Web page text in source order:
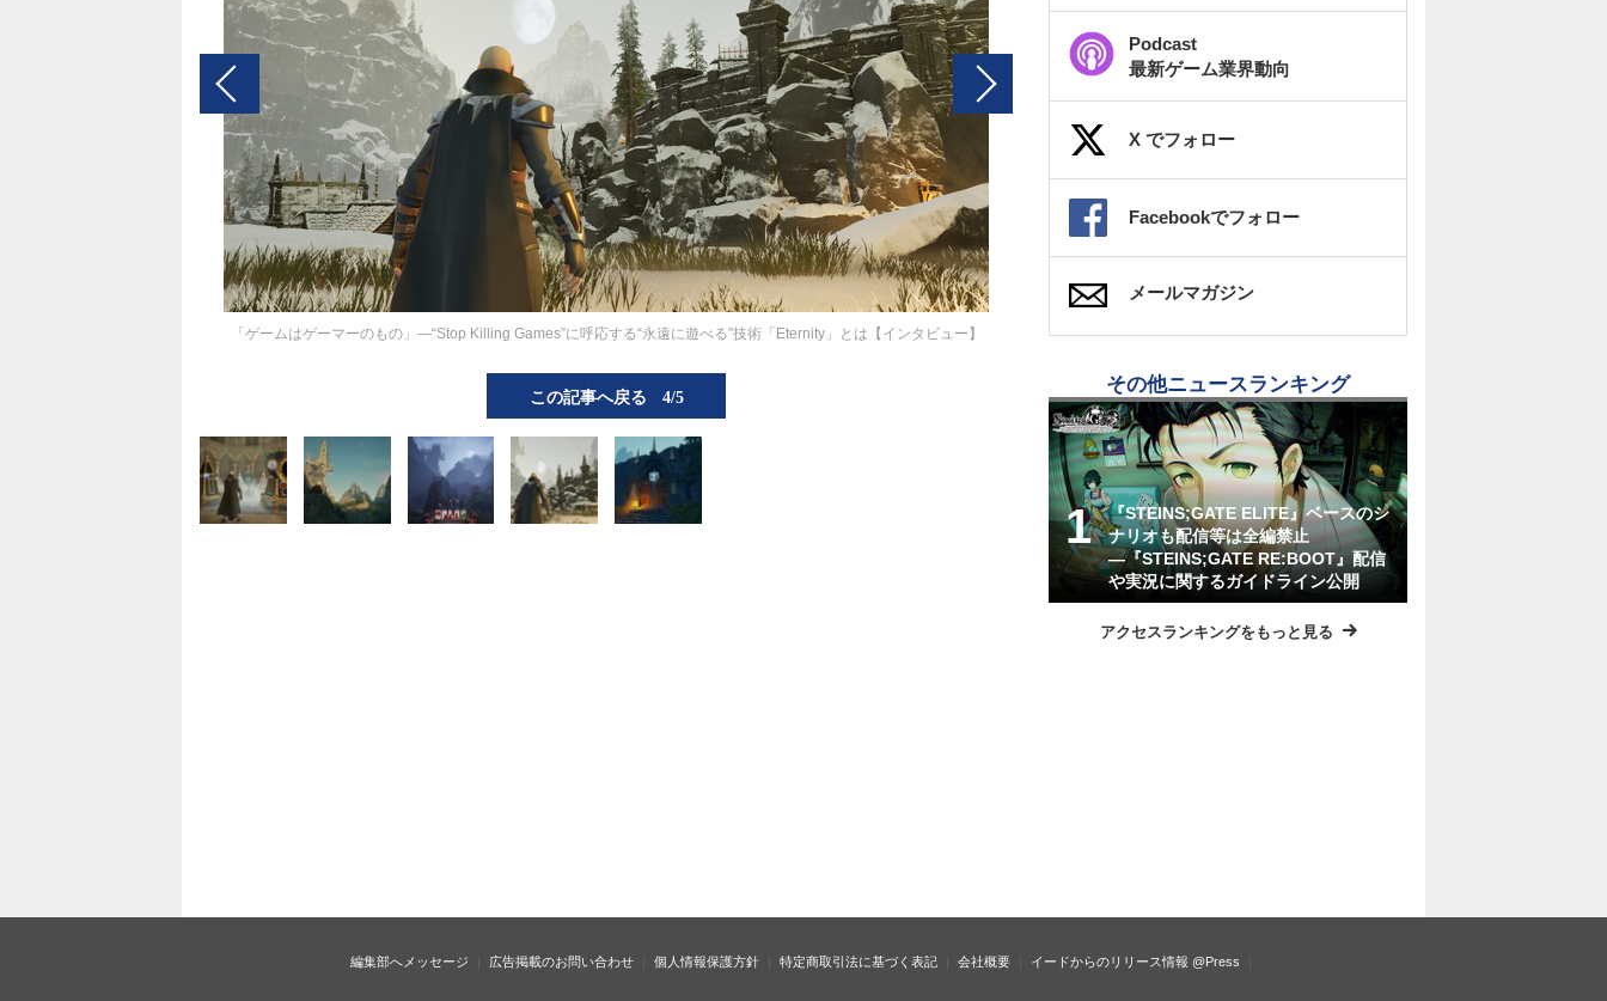
「ゲームはゲーマーのもの」―“Stop Killing Games”に呼応する“永遠に遊べる”技術「Eternity」とは【インタビュー】
この記事へ戻る 4/5
Podcast
最新ゲーム業界動向
X でフォロー
Facebookでフォロー
メールマガジン
その他ニュースランキング
『STEINS;GATE ELITE』ベースのシ
ナリオも配信等は全編禁止
―『STEINS;GATE RE:BOOT』配信
や実況に関するガイドライン公開
アクセスランキングをもっと見る
編集部へメッセージ 広告掲載のお問い合わせ 個人情報保護方針 特定商取引法に基づく表記 会社概要 イードからのリリース情報 @Press